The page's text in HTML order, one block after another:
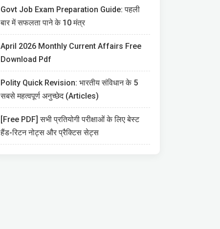
Govt Job Exam Preparation Guide: पहली
बार में सफलता पाने के 10 मंत्र
April 2026 Monthly Current Affairs Free
Download Pdf
Polity Quick Revision: भारतीय संविधान के 5
सबसे महत्वपूर्ण अनुच्छेद (Articles)
[Free PDF] सभी प्रतियोगी परीक्षाओं के लिए बेस्ट
हैंड-रिटन नोट्स और प्रैक्टिस सेट्स